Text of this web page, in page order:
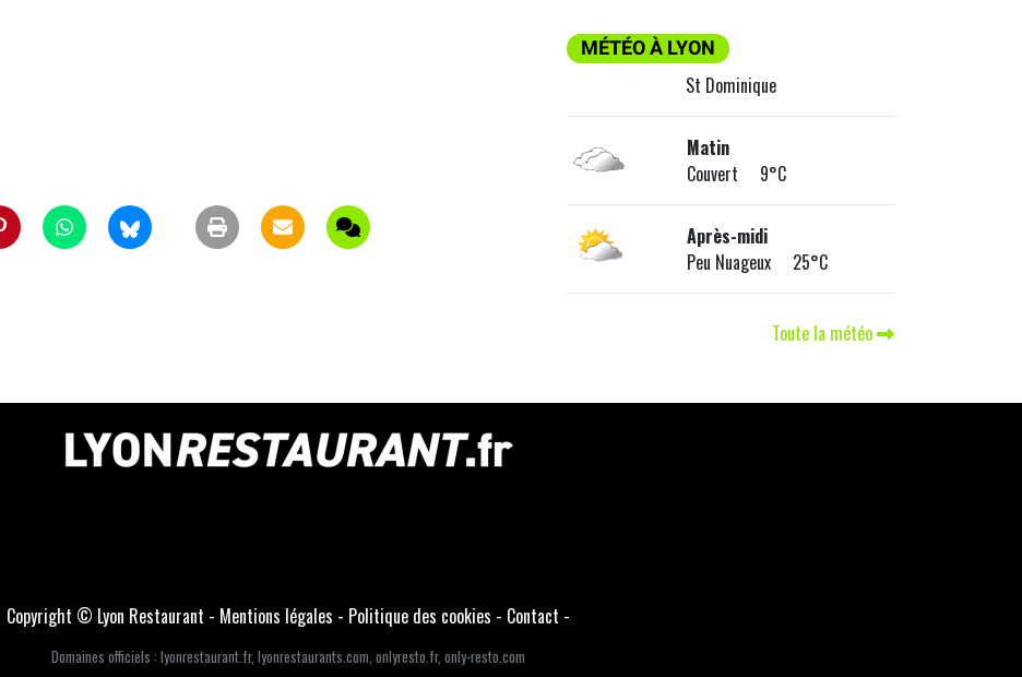
MÉTÉO À LYON
St Dominique
Matin
Couvert 9°C
Après-midi
Peu Nuageux 25°C
Toute la météo
Copyright © Lyon Restaurant - Mentions légales - Politique des cookies - Contact -
Domaines officiels : lyonrestaurant.fr, lyonrestaurants.com onlyresto.fr, only-resto.com